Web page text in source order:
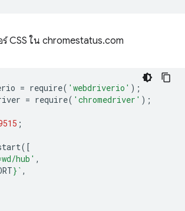
ร์ CSS ใน chromestatus.com
= require( 'webdriverio' );
= require( 'chromedriver' );
;
([
hub' ,
} ` ,